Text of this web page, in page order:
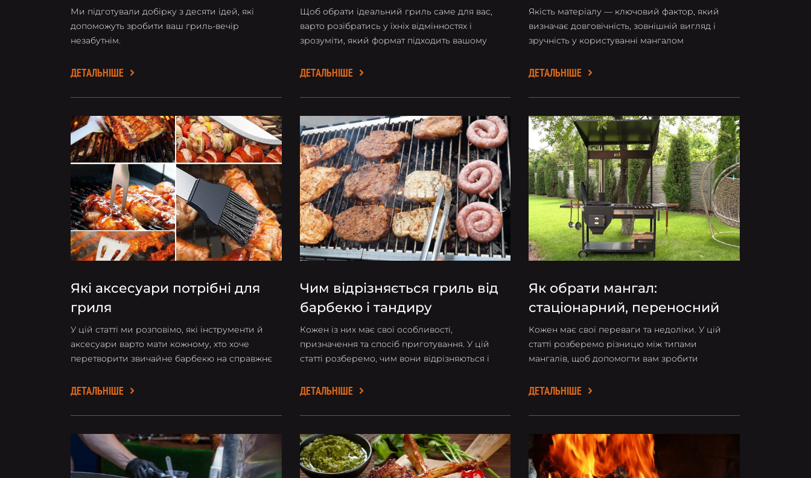
Ми підготували добірку з десяти ідей, які
допоможуть зробити ваш гриль-вечір
незабутнім.
ДЕТАЛЬНІШЕ
Щоб обрати ідеальний гриль саме для вас,
варто розібратись у їхніх відмінностях і
зрозуміти, який формат підходить вашому
ДЕТАЛЬНІШЕ
кортен
Якість матеріалу — ключовий фактор, який
визначає довговічність, зовнішній вигляд і
зручність у користуванні мангалом
ДЕТАЛЬНІШЕ
Які аксесуари потрібні для
гриля
У цій статті ми розповімо, які інструменти й
аксесуари варто мати кожному, хто хоче
перетворити звичайне барбекю на справжнє
ДЕТАЛЬНІШЕ
Чим відрізняється гриль від
барбекю і тандиру
Кожен із них має свої особливості,
призначення та спосіб приготування. У цій
статті розберемо, чим вони відрізняються і
відпочинку.
ДЕТАЛЬНІШЕ
Як обрати мангал:
стаціонарний, переносний
чи вбудований
Кожен має свої переваги та недоліки. У цій
статті розберемо різницю між типами
мангалів, щоб допомогти вам зробити
ДЕТАЛЬНІШЕ